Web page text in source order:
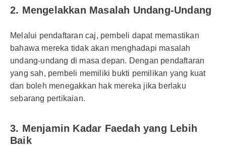
2. Mengelakkan Masalah Undang-Undang
Melalui pendaftaran caj, pembeli dapat memastikan
bahawa mereka tidak akan menghadapi masalah
undang-undang di masa depan. Dengan pendaftaran
yang sah, pembeli memiliki bukti pemilikan yang kuat
dan boleh menegakkan hak mereka jika berlaku
sebarang pertikaian.
3. Menjamin Kadar Faedah yang Lebih
Baik